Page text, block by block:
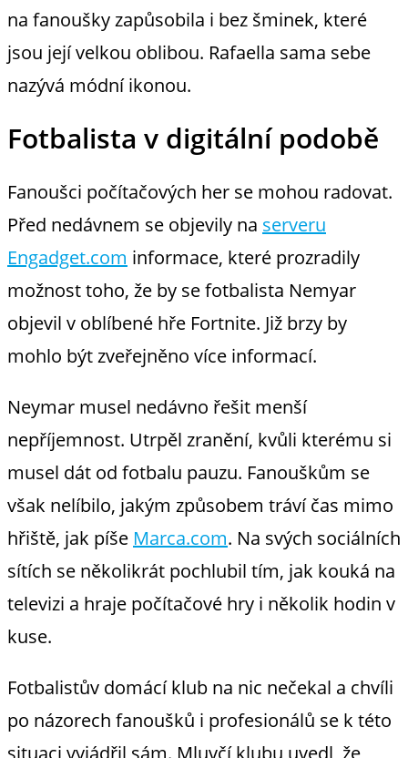
na fanoušky zapůsobila i bez šminek, které
jsou její velkou oblibou. Rafaella sama sebe
nazývá módní ikonou.
Fotbalista v digitální podobě
Fanoušci počítačových her se mohou radovat.
Před nedávnem se objevily na serveru
Engadget.com informace, které prozradily
možnost toho, že by se fotbalista Nemyar
objevil v oblíbené hře Fortnite. Již brzy by
mohlo být zveřejněno více informací.
Neymar musel nedávno řešit menší
nepříjemnost. Utrpěl zranění, kvůli kterému si
musel dát od fotbalu pauzu. Fanouškům se
však nelíbilo, jakým způsobem tráví čas mimo
hřiště, jak píše Marca.com. Na svých sociálních
sítích se několikrát pochlubil tím, jak kouká na
televizi a hraje počítačové hry i několik hodin v
kuse.
Fotbalistův domácí klub na nic nečekal a chvíli
po názorech fanoušků i profesionálů se k této